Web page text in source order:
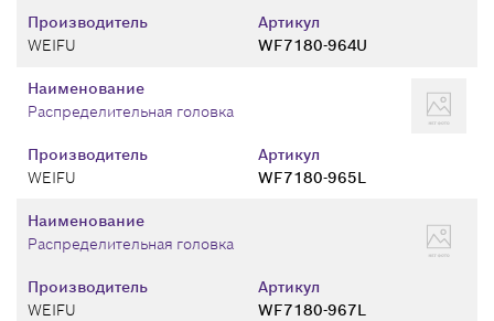
Производитель
WEIFU
Артикул
WF7180-964U
Производитель
WEIFU
Артикул
WF7180-965L
Наименование
Распределительная головка
Производитель
WEIFU
Артикул
WF7180-967L
Наименование
Распределительная головка